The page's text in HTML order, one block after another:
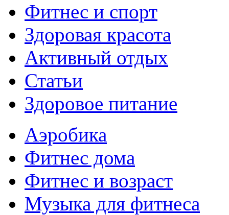
Фитнес и спорт
Здоровая красота
Активный отдых
Статьи
Здоровое питание
Аэробика
Фитнес дома
Фитнес и возраст
Музыка для фитнеса